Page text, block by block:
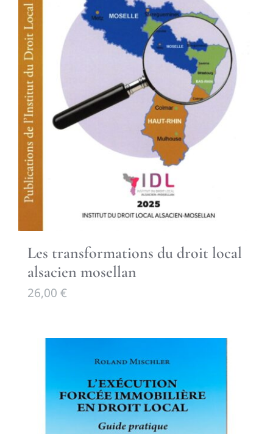
Les transformations du droit local
alsacien mosellan
26,00 €